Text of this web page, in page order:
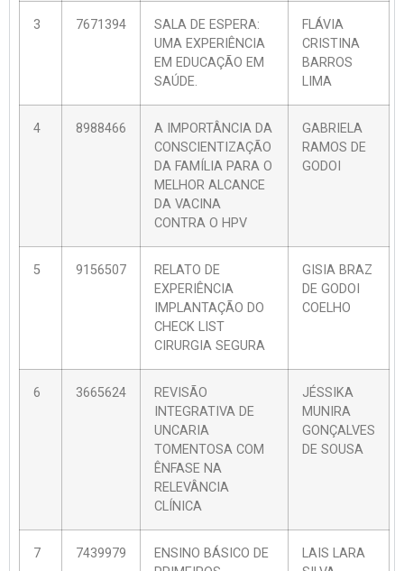
3 7671394
SALA DE ESPERA:
UMA EXPERIÊNCIA
EM EDUCAÇÃO EM
SAÚDE.
FLÁVIA
CRISTINA
BARROS
LIMA
4 8988466
A IMPORTÂNCIA DA
CONSCIENTIZAÇÃO
DA FAMÍLIA PARA O
MELHOR ALCANCE
DA VACINA
CONTRA O HPV
GABRIELA
RAMOS DE
GODOI
5 9156507
RELATO DE
EXPERIÊNCIA
IMPLANTAÇÃO DO
CHECK LIST
CIRURGIA SEGURA
GISIA BRAZ
DE GODOI
COELHO
6 3665624
REVISÃO
INTEGRATIVA DE
UNCARIA
TOMENTOSA COM
ÊNFASE NA
RELEVÂNCIA
CLÍNICA
JÉSSIKA
MUNIRA
GONÇALVES
DE SOUSA
7 7439979
ENSINO BÁSICO DE
LAIS LARA